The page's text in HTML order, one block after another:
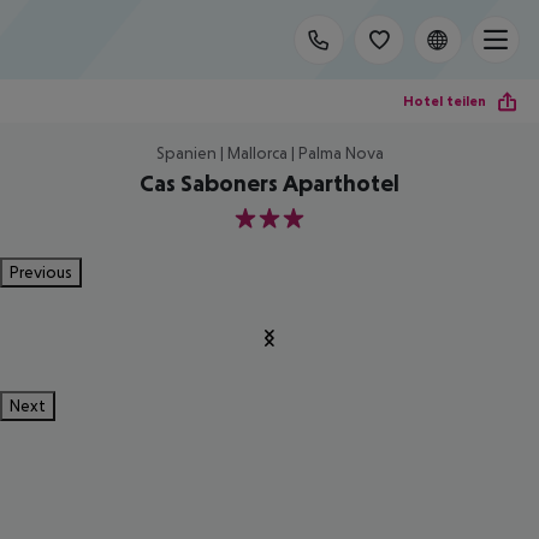
Hotel teilen
Spanien | Mallorca | Palma Nova
Cas Saboners Aparthotel
3
Previous
Next